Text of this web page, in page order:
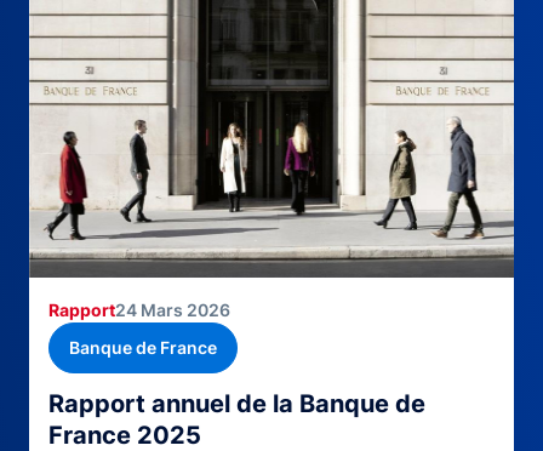
Rapport annuel de la Banque de
France 2025
Rapport24 Mars 2026
Banque de France